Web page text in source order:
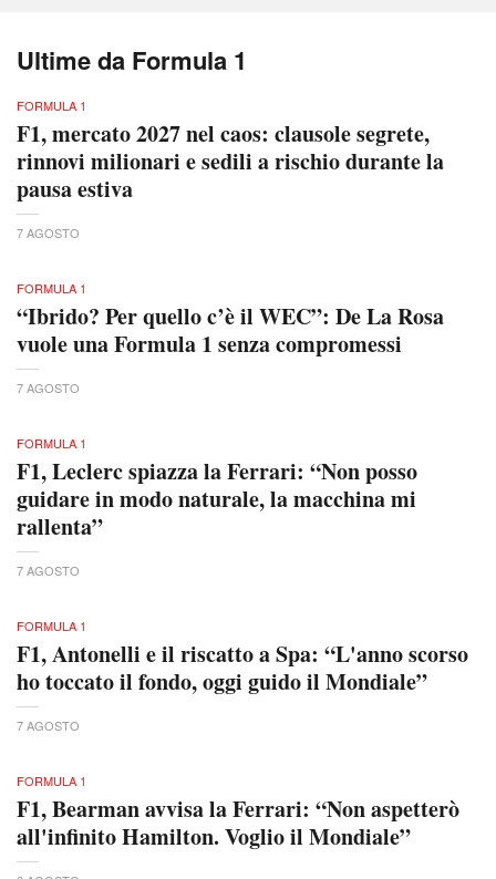
Ultime da Formula 1
FORMULA 1
F1, mercato 2027 nel caos: clausole segrete,
rinnovi milionari e sedili a rischio durante la
pausa estiva
7 AGOSTO
FORMULA 1
“Ibrido? Per quello c’è il WEC”: De La Rosa
vuole una Formula 1 senza compromessi
7 AGOSTO
FORMULA 1
F1, Leclerc spiazza la Ferrari: “Non posso
guidare in modo naturale, la macchina mi
rallenta”
7 AGOSTO
FORMULA 1
F1, Antonelli e il riscatto a Spa: “L'anno scorso
ho toccato il fondo, oggi guido il Mondiale”
7 AGOSTO
FORMULA 1
F1, Bearman avvisa la Ferrari: “Non aspetterò
all'infinito Hamilton. Voglio il Mondiale”